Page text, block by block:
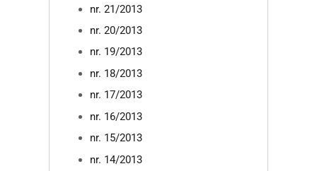
nr. 21/2013
nr. 20/2013
nr. 19/2013
nr. 18/2013
nr. 17/2013
nr. 16/2013
nr. 15/2013
nr. 14/2013